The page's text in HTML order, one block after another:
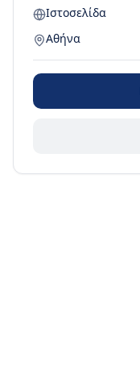
Ιστοσελίδα
Αθήνα